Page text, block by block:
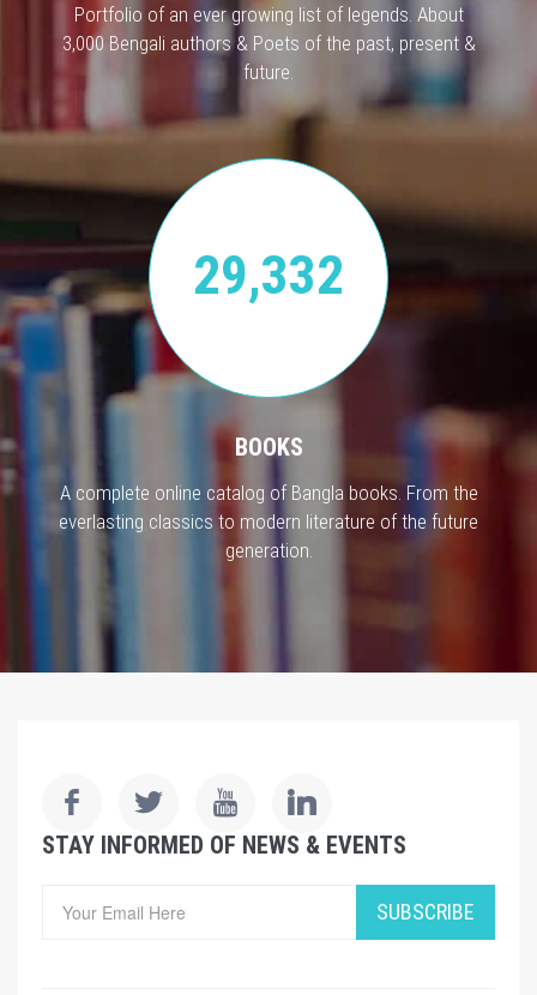
Portfolio of an ever growing list of legends. About
3,000 Bengali authors & Poets of the past, present &
future.
29,332
BOOKS
A complete online catalog of Bangla books. From the
everlasting classics to modern literature of the future
generation.
STAY INFORMED OF NEWS & EVENTS
SUBSCRIBE